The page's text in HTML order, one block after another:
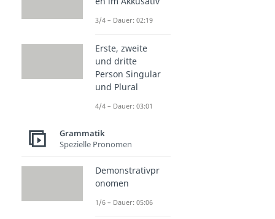
3/4 – Dauer: 02:19
Erste, zweite
und dritte
Person Singular
und Plural
4/4 – Dauer: 03:01
Grammatik
Spezielle Pronomen
Demonstrativpr
onomen
1/6 – Dauer: 05:06